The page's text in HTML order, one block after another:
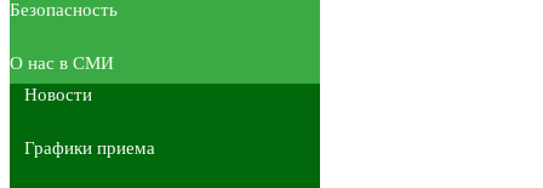
Безопасность
О нас в СМИ
Новости
Графики приема